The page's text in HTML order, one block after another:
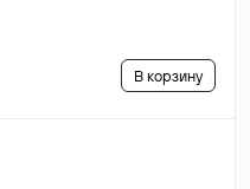
В корзину